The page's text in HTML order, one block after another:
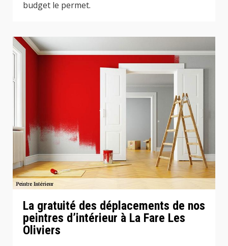
budget le permet.
La gratuité des déplacements de nos
peintres d’intérieur à La Fare Les
Oliviers